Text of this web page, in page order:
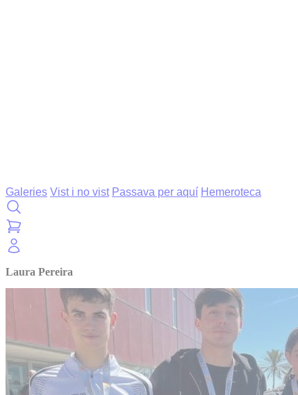
Galeries Vist i no vist Passava per aquí Hemeroteca
Laura Pereira